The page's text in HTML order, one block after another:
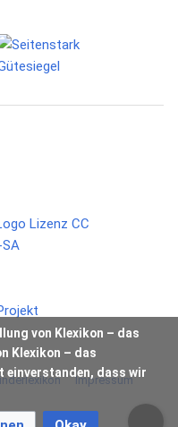
von Klexikon – das
Klexikon – das
einverstanden, dass wir
Impressum